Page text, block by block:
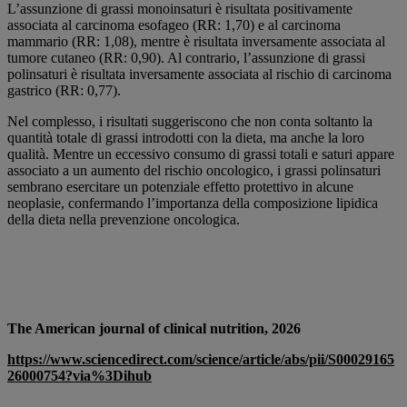
L’assunzione di grassi monoinsaturi è risultata positivamente
associata al carcinoma esofageo (RR: 1,70) e al carcinoma
mammario (RR: 1,08), mentre è risultata inversamente associata al
tumore cutaneo (RR: 0,90). Al contrario, l’assunzione di grassi
polinsaturi è risultata inversamente associata al rischio di carcinoma
gastrico (RR: 0,77).
Nel complesso, i risultati suggeriscono che non conta soltanto la
quantità totale di grassi introdotti con la dieta, ma anche la loro
qualità. Mentre un eccessivo consumo di grassi totali e saturi appare
associato a un aumento del rischio oncologico, i grassi polinsaturi
sembrano esercitare un potenziale effetto protettivo in alcune
neoplasie, confermando l’importanza della composizione lipidica
della dieta nella prevenzione oncologica.
The American journal of clinical nutrition, 2026
https://www.sciencedirect.com/science/article/abs/pii/S00029165
26000754?via%3Dihub